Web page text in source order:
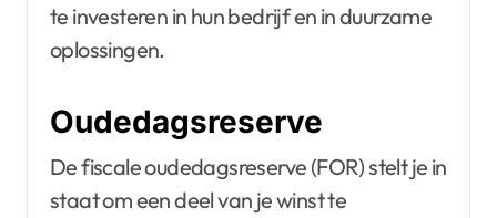
te investeren in hun bedrijf en in duurzame
oplossingen.
Oudedagsreserve
De fiscale oudedagsreserve (FOR) stelt je in
staat om een deel van je winst te